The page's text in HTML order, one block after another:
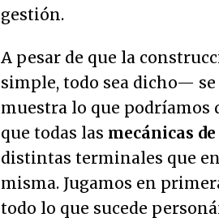
gestión.
A pesar de que la
simple, todo sea dicho—
muestra lo que podríamos
que todas las mecánicas
distintas terminales que
misma. Jugamos en
todo lo que sucede